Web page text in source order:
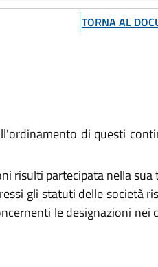
TORNA AL
di questi
risulti partecipata nella
gli statuti delle società
le designazioni nei